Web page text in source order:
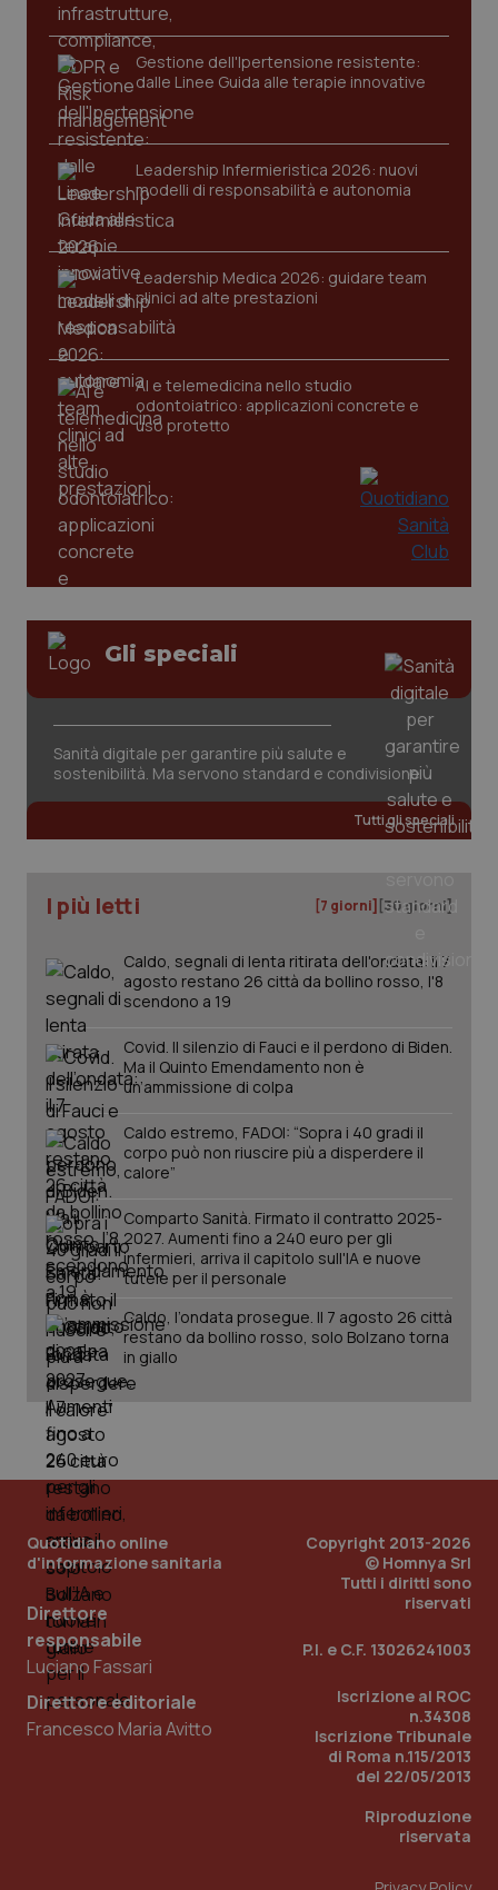
Gestione dell'Ipertensione resistente:
dalle Linee Guida alle terapie innovative
Leadership Infermieristica 2026: nuovi
modelli di responsabilità e autonomia
Leadership Medica 2026: guidare team
clinici ad alte prestazioni
AI e telemedicina nello studio
odontoiatrico: applicazioni concrete e
uso protetto
Gli speciali
Sanità digitale per garantire più salute e
sostenibilità. Ma servono standard e condivisione
Tutti gli speciali
I più letti [7 giorni] [30 giorni]
Caldo, segnali di lenta ritirata dell'ondata: il 7
agosto restano 26 città da bollino rosso, l'8
scendono a 19
Covid. Il silenzio di Fauci e il perdono di Biden.
Ma il Quinto Emendamento non è
un’ammissione di colpa
Caldo estremo, FADOI: “Sopra i 40 gradi il
corpo può non riuscire più a disperdere il
calore”
Comparto Sanità. Firmato il contratto 2025-
2027. Aumenti fino a 240 euro per gli
infermieri, arriva il capitolo sull'IA e nuove
tutele per il personale
Caldo, l’ondata prosegue. Il 7 agosto 26 città
restano da bollino rosso, solo Bolzano torna
in giallo
Quotidiano online
d'informazione sanitaria
Direttore
responsabile
Luciano Fassari
Direttore editoriale
Francesco Maria Avitto
Copyright 2013-2026
© Homnya Srl
Tutti i diritti sono
riservati
P.I. e C.F. 13026241003
Iscrizione al ROC
n.34308
Iscrizione Tribunale
di Roma n.115/2013
del 22/05/2013
Riproduzione
riservata
CookieScriptConsent
CookieScript
tracking-sites-ironfish-
tracking-enable
tracking-sites-ironfish-
www.quotidianosanita.it
.quotidianosanita.it
mese
PHPSESSID
PHP.net
www.quotidianosanita.it
_ga_KM60CM4NPH .quotidianosanita.it
1
mese